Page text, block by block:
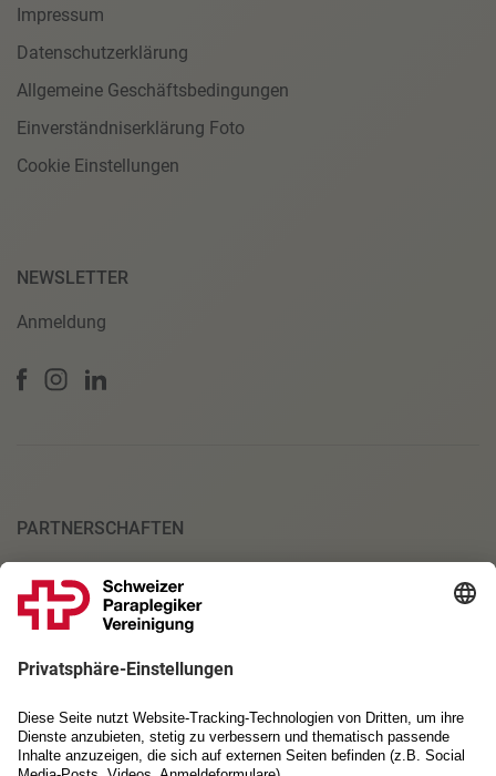
Impressum
Datenschutzerklärung
Allgemeine Geschäftsbedingungen
Einverständniserklärung Foto
Cookie Einstellungen
NEWSLETTER
Anmeldung
PARTNERSCHAFTEN